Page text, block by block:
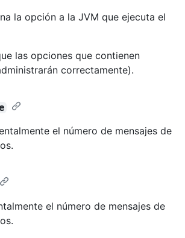
la opción a la JVM que ejecuta el
las opciones que contienen
correctamente).
el número de mensajes de
el número de mensajes de